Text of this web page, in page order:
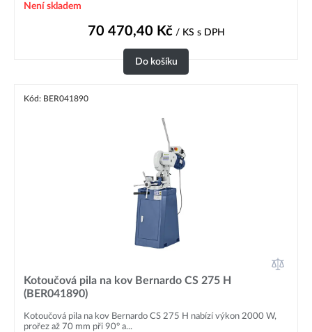
Není skladem
70 470,40 Kč/ KS s DPH
Do košíku
Kód: BER041890
Kotoučová pila na kov Bernardo CS 275 H
(BER041890)
Kotoučová pila na kov Bernardo CS 275 H nabízí výkon 2000 W,
prořez až 70 mm při 90° a...